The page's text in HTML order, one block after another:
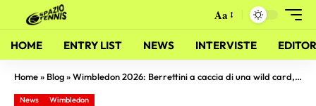
Aa
HOME ENTRY LIST NEWS INTERVISTE
Home» Blog»Wimbledon 2026: Berrettini a caccia di una wild card, lunedì la decisione della direzione del torneo
News Wimbledon